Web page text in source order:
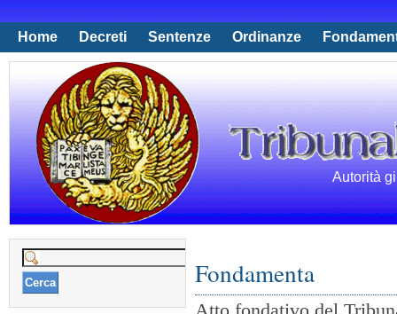
Home Decreti Sentenze Ordinanze
Autorità
Ricerca
per:
Fondamenta